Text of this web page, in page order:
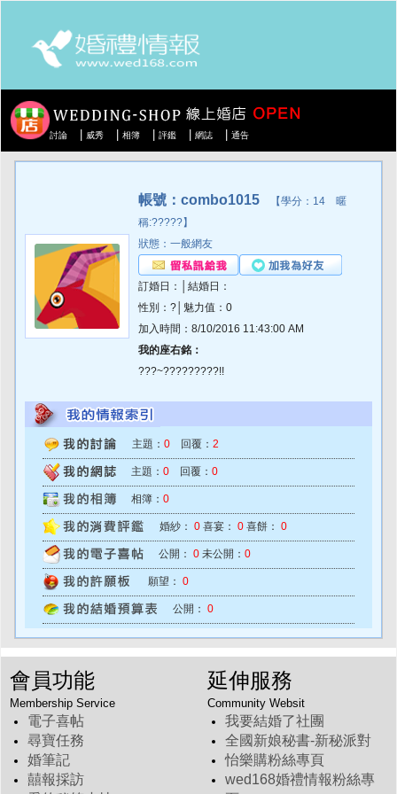
討論 威秀 相簿 評鑑 網誌 通告
帳號：combo1015 【學分：14 暱
稱:?????】
狀態：一般網友
訂婚日：│結婚日：
性別：?│魅力值：0
加入時間：8/10/2016 11:43:00 AM
我的座右銘：
???~?????????!!
主題： 0 回覆： 2
主題： 0 回覆： 0
相簿： 0
婚紗： 0 喜宴： 0 喜餅： 0
公開： 0 未公開： 0
願望： 0
公開： 0
會員功能
Membership Service
電子喜帖
尋寶任務
婚筆記
囍報採訪
延伸服務
Community Websit
我要結婚了社團
全國新娘秘書-新秘派對
怡樂購粉絲專頁
wed168婚禮情報粉絲專